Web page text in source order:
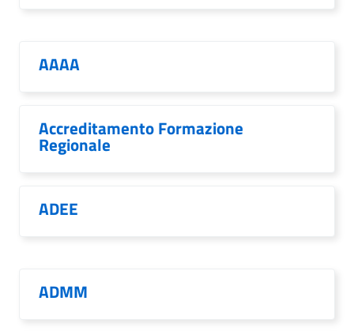
AAAA
Accreditamento Formazione
Regionale
ADEE
ADMM